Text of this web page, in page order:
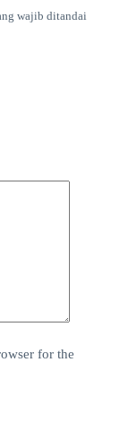
wajib ditandai
for the